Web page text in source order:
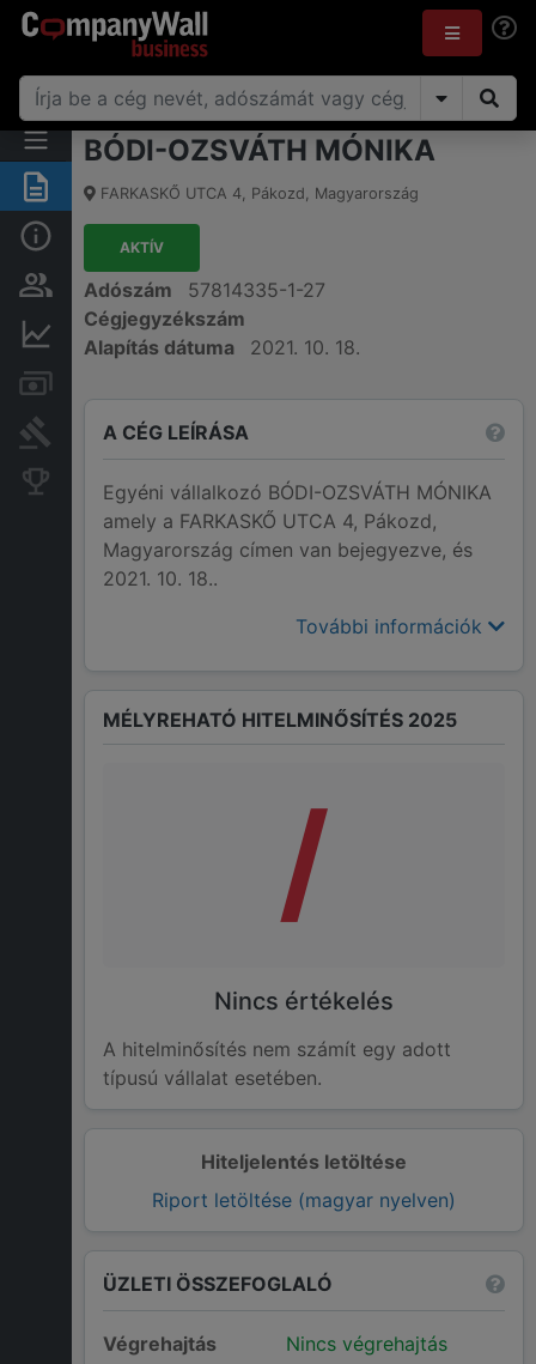
Összegzés
Alap információk
Személyek és tulajdonjog
Pénzügyi információk
Bírósági eljárások
Konkurens cégek
BÓDI-OZSVÁTH MÓNIKA
FARKASKŐ UTCA 4, Pákozd, Magyarország
AKTÍV
Adószám
57814335-1-27
Cégjegyzékszám
Alapítás dátuma
2021. 10. 18.
A CÉG LEÍRÁSA
Egyéni vállalkozó BÓDI-OZSVÁTH MÓNIKA
amely a FARKASKŐ UTCA 4, Pákozd,
Magyarország címen van bejegyezve, és
2021. 10. 18..
További információk
Hiteljelentés letöltése
Riport letöltése (magyar nyelven)
MÉLYREHATÓ HITELMINŐSÍTÉS 2025
/
Nincs értékelés
A hitelminősítés nem számít egy adott
típusú vállalat esetében.
ÜZLETI ÖSSZEFOGLALÓ
Végrehajtás
Nincs végrehajtás